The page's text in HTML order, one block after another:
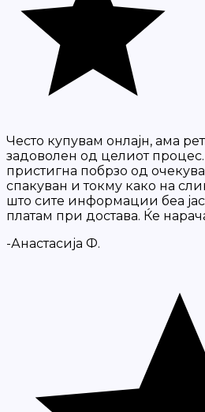
Често купувам онлајн, ама
задоволен од целиот
пристигна побрзо од
спакуван и токму како на
што сите информации беа
платам при достава. Ќе
-Анастасија Ф.